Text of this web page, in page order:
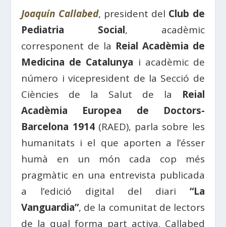
Joaquín Callabed, president del Club de
Pediatria Social, acadèmic
corresponent de la Reial Acadèmia de
Medicina de Catalunya i acadèmic de
número i vicepresident de la Secció de
Ciències de la Salut de la Reial
Acadèmia Europea de Doctors-
Barcelona 1914(RAED), parla sobre les
humanitats i el que aporten a l’ésser
humà en un món cada cop més
pragmàtic en una entrevista publicada
a l’edició digital del diari “La
Vanguardia”, de la comunitat de lectors
de la qual forma part activa. Callabed